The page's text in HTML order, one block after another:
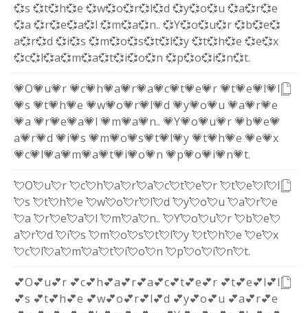
💞s 💞t💞h💞e 💞w💞o💞r💞l💞d 💞y💞o💞u 💞a💞r💞e
💞a 💞r💞e💞a💞l 💞m💞a💞n.. 💞Y💞o💞u💞r💞b💞e💞
a💞r💞d 💞i💞s 💞m💞o💞s💞t💞l💞y💞t💞h💞e 💞e💞x
💞c💞l💞a💞m💞a💞t💞i💞o💞n 💞p💞o💞i💞n💞t.
💗O💗u💗r 💗c💗h💗a💗r💗a💗c💗t💗e💗r 💗t💗e💗l💗l
💗s 💗t💗h💗e 💗w💗o💗r💗l💗d 💗y💗o💗u 💗a💗r💗e
💗a 💗r💗e💗a💗l 💗m💗a💗n.. 💗Y💗o💗u💗r 💗b💗e💗
a💗r💗d 💗i💗s 💗m💗o💗s💗t💗l💗y 💗t💗h💗e 💗e💗x
💗c💗l💗a💗m💗a💗t💗i💗o💗n 💗p💗o💗i💗n💗t.
💘O💘u💘r💘c💘h💘a💘r💘a💘c💘t💘e💘r💘t💘e💘l💘l
💘s 💘t💘h💘e 💘w💘o💘r💘l💘d 💘y💘o💘u 💘a💘r💘e
💘a 💘r💘e💘a💘l 💘m💘a💘n.. 💘Y💘o💘u💘r💘b💘e💘
a💘r💘d 💘i💘s 💘m💘o💘s💘t💘l💘y💘t💘h💘e 💘e💘x
💘c💘l💘a💘m💘a💘t💘i💘o💘n 💘p💘o💘i💘n💘t.
💕O💕u💕r 💕c💕h💕a💕r💕a💕c💕t💕e💕r 💕t💕e💕l💕l
💕s 💕t💕h💕e 💕w💕o💕r💕l💕d 💕y💕o💕u 💕a💕r💕e